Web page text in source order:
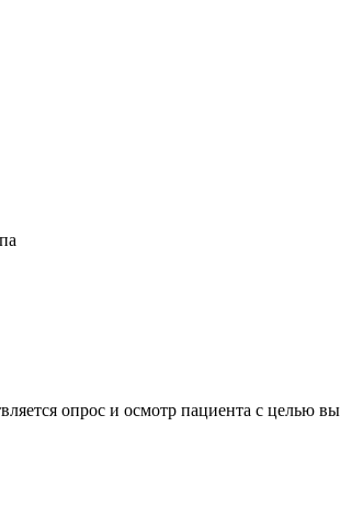
опрос и осмотр пациента с целью